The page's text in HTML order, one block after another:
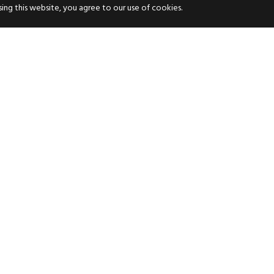
this website, you agree to our use of cookies.